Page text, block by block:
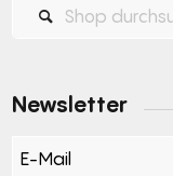
Newsletter
Section